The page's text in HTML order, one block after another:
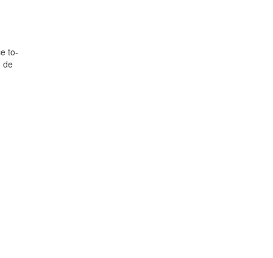
to-
de